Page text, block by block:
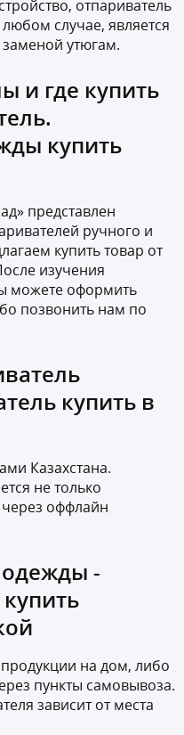
отпариватель
случае, является
утюгам.
и где купить
купить
представлен
ручного и
купить товар от
изучения
можете оформить
позвонить нам по
купить в
Казахстана.
не только
оффлайн
-
на дом, либо
пункты самовывоза.
зависит от места